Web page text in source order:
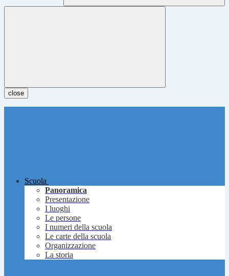
close
Scuola
Panoramica
Presentazione
I luoghi
Le persone
I numeri della scuola
Le carte della scuola
Organizzazione
La storia